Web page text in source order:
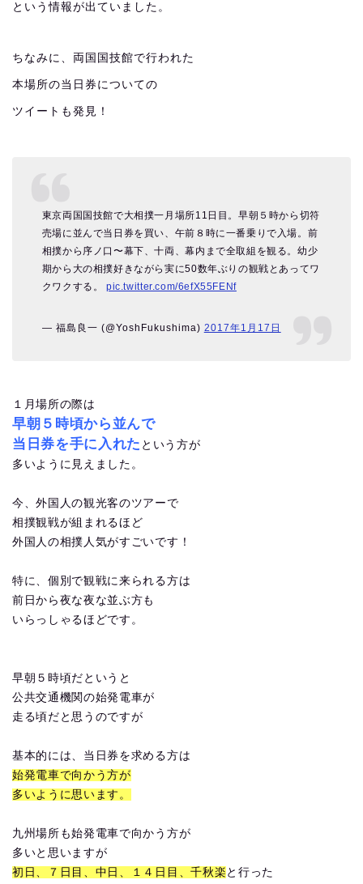
という情報が出ていました。
ちなみに、両国国技館で行われた
本場所の当日券についての
ツイートも発見！
東京両国国技館で大相撲一月場所11日目。早朝５時から切符
売場に並んで当日券を買い、午前８時に一番乗りで入場。前
相撲から序ノ口〜幕下、十両、幕内まで全取組を観る。幼少
期から大の相撲好きながら実に50数年ぶりの観戦とあってワ
クワクする。pic.twitter.com/6efX55FENf
— 福島良一 (@YoshFukushima) 2017年1月17日
１月場所の際は
早朝５時頃から並んで
当日券を手に入れた という方が
多いように見えました。
今、外国人の観光客のツアーで
相撲観戦が組まれるほど
外国人の相撲人気がすごいです！
特に、個別で観戦に来られる方は
前日から夜な夜な並ぶ方も
いらっしゃるほどです。
早朝５時頃だというと
公共交通機関の始発電車が
走る頃だと思うのですが
基本的には、当日券を求める方は
始発電車で向かう方が
多いように思います。
九州場所も始発電車で向かう方が
多いと思いますが
初日、７日目、中日、１４日目、千秋楽 と行った